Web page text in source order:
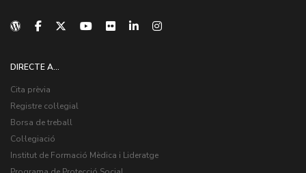
DIRECTE A...
Cita prèvia
Registre col·legial
Borsa de treball
Col·legiació
Institut de Formació Mèdica i Lideratge